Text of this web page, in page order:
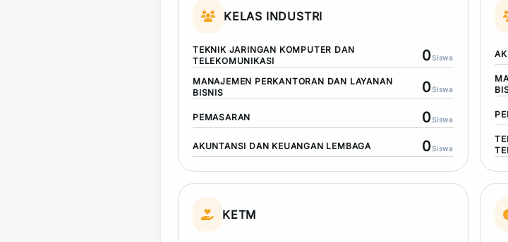
KELAS INDUSTRI
TEKNIK JARINGAN KOMPUTER DAN
TELEKOMUNIKASI
0Siswa
MANAJEMEN PERKANTORAN DAN LAYANAN
BISNIS
0Siswa
PEMASARAN 0Siswa
AKUNTANSI DAN KEUANGAN LEMBAGA 0Siswa
KETM